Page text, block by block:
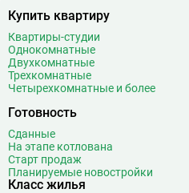
Беговая
Беломорская
Белорусская
Беляево
Библиотека имени Ленина
Битцевский парк
Борисово
Боровицкая
Купить квартиру
Квартиры-студии
Однокомнатные
Двухкомнатные
Трехкомнатные
Четырехкомнатные и более
Готовность
Сданные
На этапе котлована
Старт продаж
Планируемые новостройки
Класс жилья